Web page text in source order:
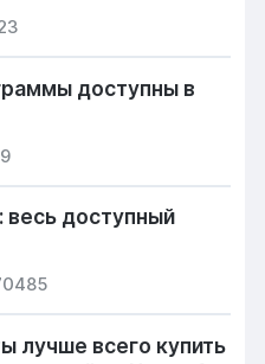
доступны в
весь доступный
лучше всего купить